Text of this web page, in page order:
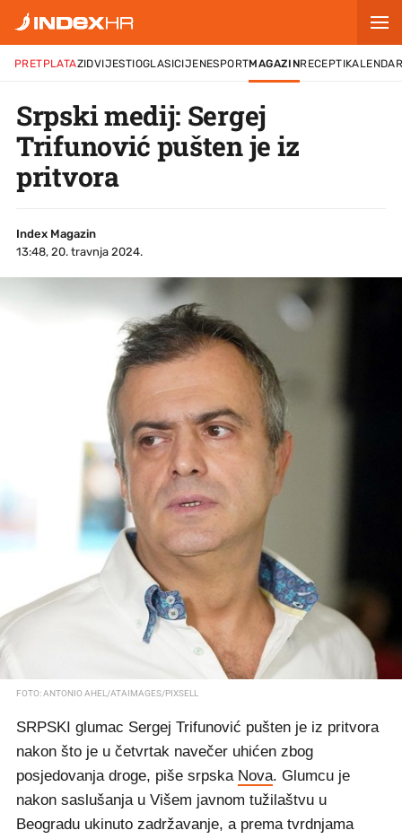
PRETPLATAZIDVIJESTIOGLASICIJENESPORTMAGAZINRECEPTI
Srpski medij: Sergej
Trifunović pušten je iz
pritvora
Index Magazin
13:48, 20. travnja 2024.
FOTO: ANTONIO AHEL/ATAIMAGES/PIXSELL
SRPSKI glumac Sergej Trifunović pušten je iz pritvora
nakon što je u četvrtak navečer uhićen zbog
posjedovanja droge, piše srpska Nova. Glumcu je
nakon saslušanja u Višem javnom tužilaštvu u
Beogradu ukinuto zadržavanje, a prema tvrdnjama